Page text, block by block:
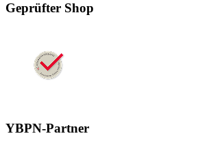
Geprüfter Shop
YBPN-Partner